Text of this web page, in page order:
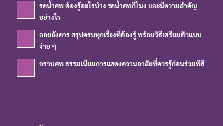
รดน้ำศพ ต้องรู้อะไรบ้าง รดน้ำศพกี่โมง และมีความสำคัญ
อย่างไร
ลอยอังคาร สรุปครบทุกเรื่องที่ต้องรู้ พร้อมวิธีเตรียมตัวแบบ
ง่าย ๆ
กราบศพ ธรรมเนียมการแสดงความอาลัยที่ควรรู้ก่อนร่วมพิธี